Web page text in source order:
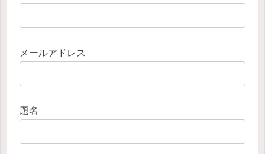
メールアドレス
題名